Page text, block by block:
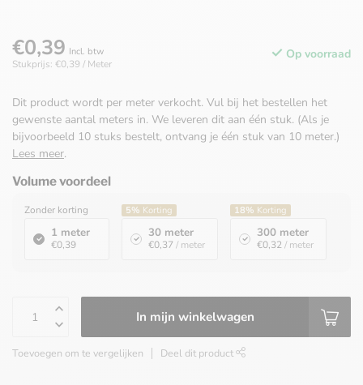
€0,39 Incl. btw
Stukprijs: €0,39 / Meter
Op voorraad
Dit product wordt per meter verkocht. Vul bij het bestellen het
gewenste aantal meters in. We leveren dit aan één stuk. (Als je
bijvoorbeeld 10 stuks bestelt, ontvang je één stuk van 10 meter.)
Lees meer.
Volume voordeel
Zonder korting
1 meter
€0,39
5% Korting
30 meter
€0,37 / meter
18% Korting
300 meter
€0,32/ meter
In mijn winkelwagen
Toevoegen om te vergelijken Deel dit product